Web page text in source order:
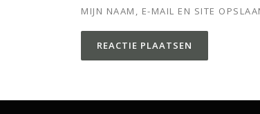
MIJN NAAM, E-MAIL EN SITE